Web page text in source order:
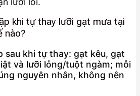
khi tự thay lưỡi gạt mưa tại
nào?
sau khi tự thay: gạt kêu, gạt
và lưỡi lỏng/tuột ngàm; mỗi
nguyên nhân, không nên